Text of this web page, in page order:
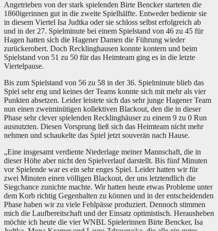
Angetrieben von der stark spielenden Birte Bencker starteten die
1860igerinnen gut in die zweite Spielhälfte. Entweder bediente sie
in diesem Viertel Isa Judtka oder sie schloss selbst erfolgreich ab
und in der 27. Spielminute bei einem Spielstand von 46 zu 45 für
Hagen hatten sich die Hagener Damen die Führung wieder
zurückerobert. Doch Recklinghausen konnte kontern und beim
Spielstand von 51 zu 50 für das Heimteam ging es in die letzte
Viertelpause.
Bis zum Spielstand von 56 zu 58 in der 36. Spielminute blieb das
Spiel sehr eng und keines der Teams konnte sich mit mehr als vier
Punkten absetzen. Leider leistete sich das sehr junge Hagener Team
nun einen zweiminütigen kollektiven Blackout, den die in dieser
Phase sehr clever spielenden Recklinghäuser zu einem 9 zu 0 Run
ausnutzten. Diesen Vorsprung ließ sich das Heimteam nicht mehr
nehmen und schaukelte das Spiel jetzt souverän nach Hause.
„Eine insgesamt verdiente Niederlage meiner Mannschaft, die in
dieser Höhe aber nicht den Spielverlauf darstellt. Bis fünf Minuten
vor Spielende war es ein sehr enges Spiel. Leider hatten wir für
zwei Minuten einen völligen Blackout, der uns letztendlich die
Siegchance zunichte machte. Wir hatten heute etwas Probleme unter
dem Korb richtig Gegenhalten zu können und in der entscheidenden
Phase haben wir zu viele Fehlpässe produziert. Dennoch stimmen
mich die Laufbereitschaft und der Einsatz optimistisch. Herausheben
möchte ich heute die vier WNBL Spielerinnen Birte Bencker, Isa